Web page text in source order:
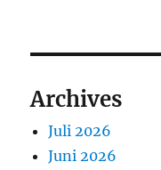
Archives
Juli 2026
Juni 2026